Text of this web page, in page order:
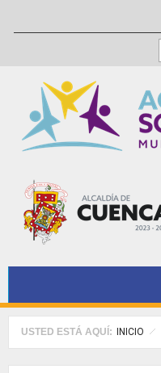
USTED ESTÁ AQUÍ: INICIO